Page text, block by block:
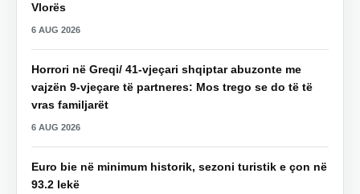
Vlorës
6 AUG 2026
Horrori në Greqi/ 41-vjeçari shqiptar abuzonte me
vajzën 9-vjeçare të partneres: Mos trego se do të të
vras familjarët
6 AUG 2026
Euro bie në minimum historik, sezoni turistik e çon në
93.2 lekë